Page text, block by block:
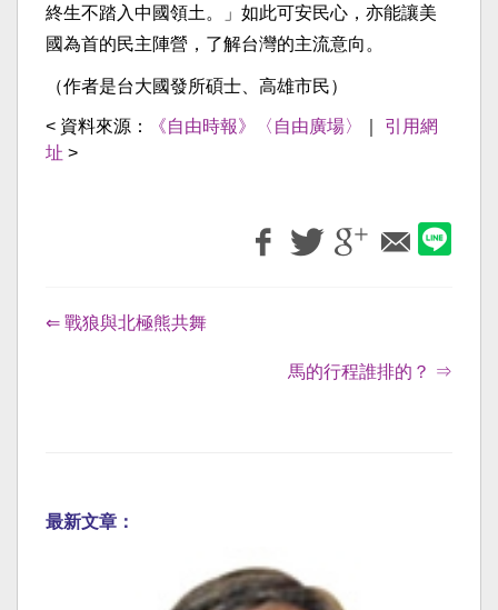
終生不踏入中國領土。」如此可安民心，亦能讓美
國為首的民主陣營，了解台灣的主流意向。
（作者是台大國發所碩士、高雄市民）
< 資料來源： 《自由時報》〈自由廣場〉
引用網
址 >
⇐ 戰狼與北極熊共舞
馬的行程誰排的？ ⇒
最新文章：